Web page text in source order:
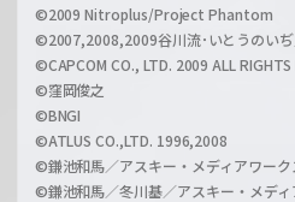
l
©2009 Nitroplus/Project Phantom
©2007,2008,2009谷川流･いとうのい
©CAPCOM CO., LTD. 2009 ALL RIGHTS
©窪岡俊之
©BNGI
©ATLUS CO.,LTD. 1996,2008
©鎌池和馬／アスキー・メディアワーク
©鎌池和馬／冬川基／アスキー・メディ